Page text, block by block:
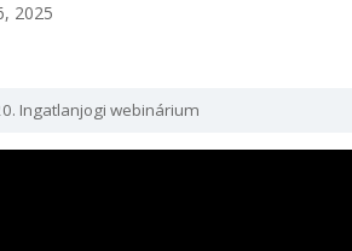
2025
Ingatlanjogi webinárium